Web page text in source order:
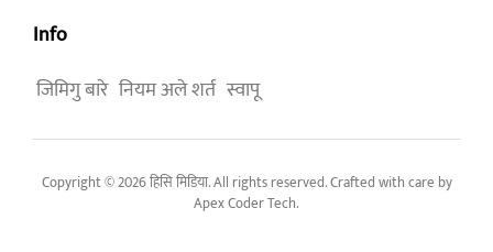
Info
जिमिगु बारे नियम अले शर्त स्वापू
Copyright © 2026 हिसि मिडिया. All rights reserved. Crafted with care by
Apex Coder Tech.